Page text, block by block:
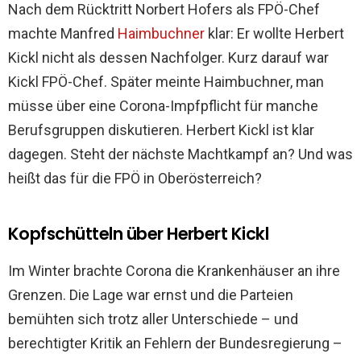
Nach dem Rücktritt Norbert Hofers als FPÖ-Chef
machte Manfred Haimbuchner klar: Er wollte Herbert
Kickl nicht als dessen Nachfolger. Kurz darauf war
Kickl FPÖ-Chef. Später meinte Haimbuchner, man
müsse über eine Corona-Impfpflicht für manche
Berufsgruppen diskutieren. Herbert Kickl ist klar
dagegen. Steht der nächste Machtkampf an? Und was
heißt das für die FPÖ in Oberösterreich?
Kopfschütteln über Herbert Kickl
Im Winter brachte Corona die Krankenhäuser an ihre
Grenzen. Die Lage war ernst und die Parteien
bemühten sich trotz aller Unterschiede – und
berechtigter Kritik an Fehlern der Bundesregierung –